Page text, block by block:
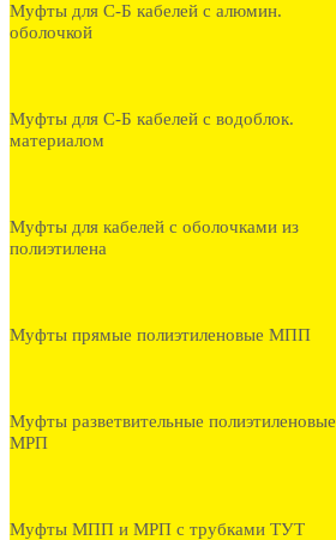
Муфты для С-Б кабелей с алюмин.
оболочкой
Муфты для С-Б кабелей с водоблок.
материалом
Муфты для кабелей с оболочками из
полиэтилена
Муфты прямые полиэтиленовые МПП
Муфты разветвительные полиэтиленовые
МРП
Муфты МПП и МРП с трубками ТУТ